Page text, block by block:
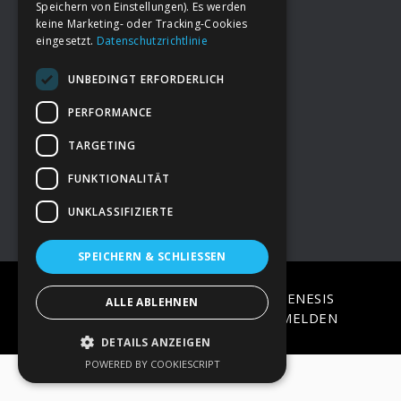
FooterDeine Spende
→ Impressum
→Kontakt zum PAO Team
COPYRIGHT © 2026 · ON
GENESIS
FRAMEWORK·WORDPRESS·ANMELDEN
Speichern von Einstellungen). Es werden
keine Marketing- oder Tracking-Cookies
eingesetzt. Datenschutzrichtlinie
UNBEDINGT ERFORDERLICH
PERFORMANCE
TARGETING
FUNKTIONALITÄT
UNKLASSIFIZIERTE
SPEICHERN & SCHLIESSEN
ALLE ABLEHNEN
DETAILS ANZEIGEN
POWERED BY COOKIESCRIPT